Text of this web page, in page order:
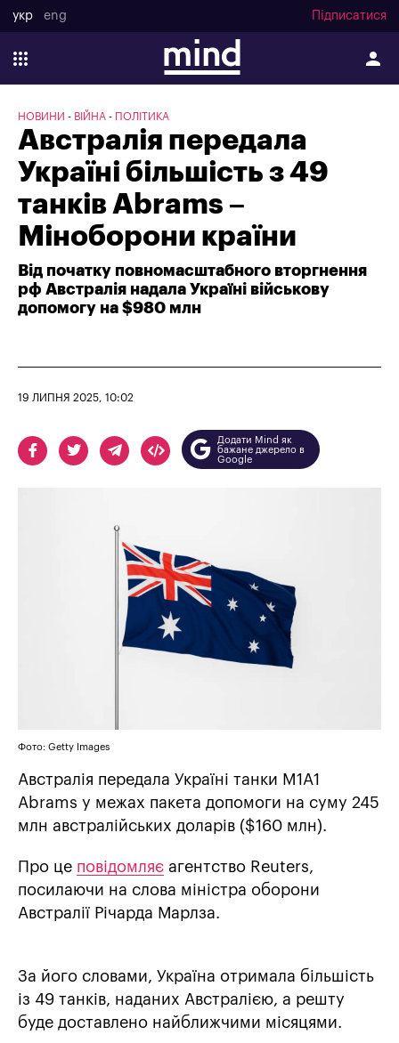
укр eng Підписатися
НОВИНИ ВІЙНА ПОЛІТИКА
Австралія передала
Україні більшість з 49
танків Abrams –
Міноборони країни
Від початку повномасштабного вторгнення
рф Австралія надала Україні військову
допомогу на $980 млн
19 ЛИПНЯ 2025, 10:02
Додати Mind як
бажане джерело в
Google
Фото: Getty Images
Австралія передала Україні танки M1A1
Abrams у межах пакета допомоги на суму 245
млн австралійських доларів ($160 млн).
Про це повідомляє агентство Reuters,
посилаючи на слова міністра оборони
Австралії Річарда Марлза.
За його словами, Україна отримала більшість
із 49 танків, наданих Австралією, а решту
буде доставлено найближчими місяцями.